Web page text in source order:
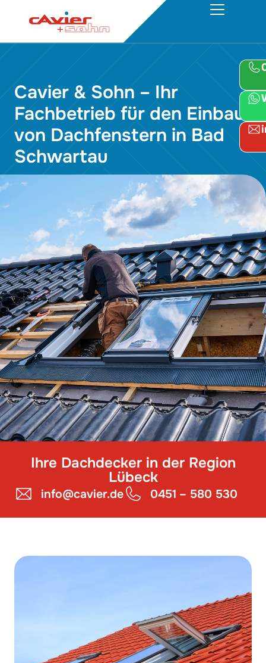
Cavier & Sohn – Ihr
Fachbetrieb für den Einbau
von Dachfenstern in Bad
Schwartau
Ihre Dachdecker in der Region
Lübeck
info@cavier.de 0451 – 580 530